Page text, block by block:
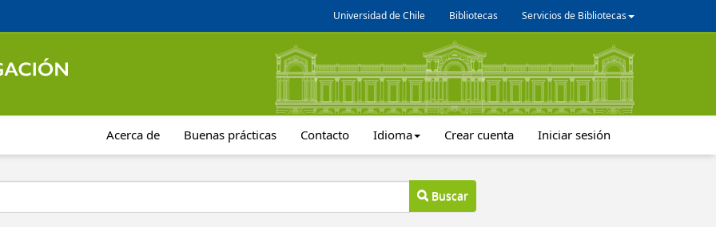
Universidad de Chile Bibliotecas Servicios de Bibliotecas
Acerca de Buenas prácticas Contacto Idioma Crear cuenta Iniciar sesión
Buscar